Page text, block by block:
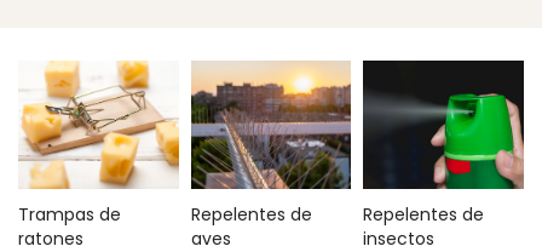
Trampas de
ratones
Repelentes de
aves
Repelentes de
insectos